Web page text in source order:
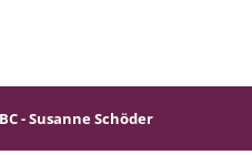
- Susanne Schöder